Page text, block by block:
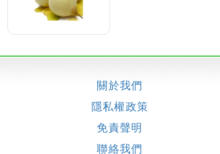
關於我們
隱私權政策
免責聲明
聯絡我們